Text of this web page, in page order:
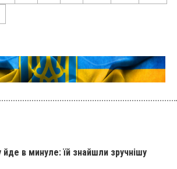
в минуле: їй знайшли зручнішу